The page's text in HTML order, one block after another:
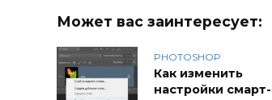
Может вас заинтересует:
PHOTOSHOP
Как изменить
настройки смарт-